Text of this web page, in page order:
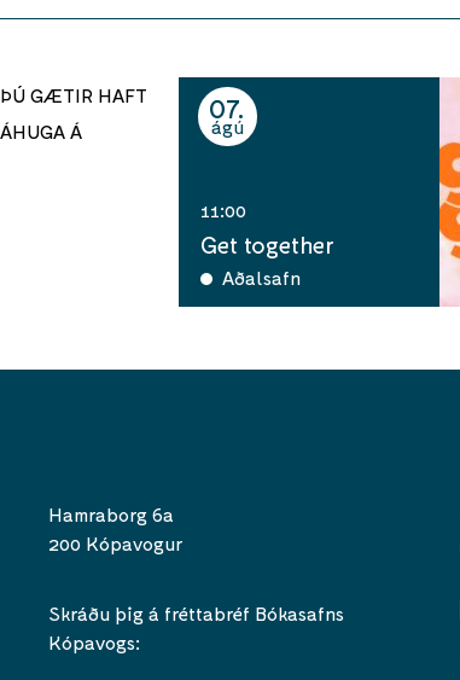
ÞÚ GÆTIR HAFT
ÁHUGA Á
07
ágú
11:00
Get together
Aðalsafn
Hamraborg 6a
200 Kópavogur
Skráðu þig á fréttabréf Bókasafns
Kópavogs: